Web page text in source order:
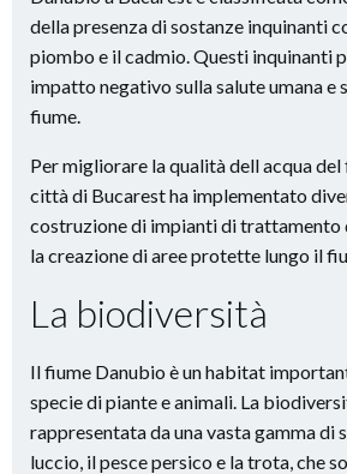
della presenza di sostanze inquinanti
piombo e il cadmio. Questi inquinanti
impatto negativo sulla salute umana e
fiume.
Per migliorare la qualità dell acqua
città di Bucarest ha implementato
costruzione di impianti di trattamento
la creazione di aree protette lungo il
La biodiversità
Il fiume Danubio è un habitat
specie di piante e animali. La
rappresentata da una vasta gamma di
luccio, il pesce persico e la trota, che